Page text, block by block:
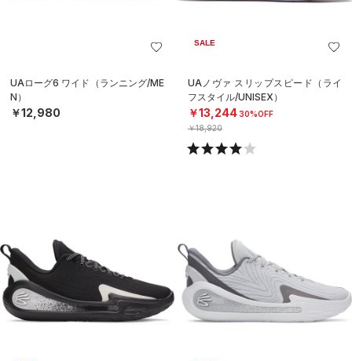
UAローグ6 ワイド（ランニング/ME
N）
￥12,980
SALE
UAノヴァ スリップスピード（ライ
フスタイル/UNISEX）
￥13,24430%OFF
￥18,920